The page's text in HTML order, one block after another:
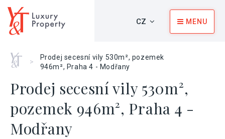
CZ MENU
Home
>
Prodej secesní vily 530m², pozemek
946m², Praha 4 - Modřany
Prodej secesní vily 530m²,
pozemek 946m², Praha 4 -
Modřany